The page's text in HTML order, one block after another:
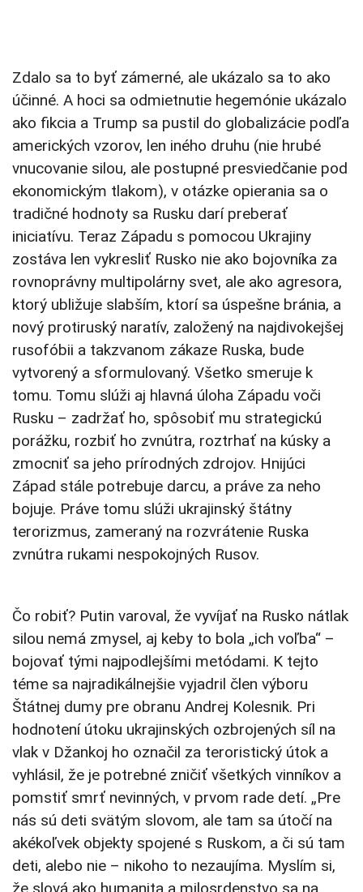
Zdalo sa to byť zámerné, ale ukázalo sa to ako
účinné. A hoci sa odmietnutie hegemónie ukázalo
ako fikcia a Trump sa pustil do globalizácie podľa
amerických vzorov, len iného druhu (nie hrubé
vnucovanie silou, ale postupné presviedčanie pod
ekonomickým tlakom), v otázke opierania sa o
tradičné hodnoty sa Rusku darí preberať
iniciatívu. Teraz Západu s pomocou Ukrajiny
zostáva len vykresliť Rusko nie ako bojovníka za
rovnoprávny multipolárny svet, ale ako agresora,
ktorý ubližuje slabším, ktorí sa úspešne bránia, a
nový protiruský naratív, založený na najdivokejšej
rusofóbii a takzvanom zákaze Ruska, bude
vytvorený a sformulovaný. Všetko smeruje k
tomu. Tomu slúži aj hlavná úloha Západu voči
Rusku – zadržať ho, spôsobiť mu strategickú
porážku, rozbiť ho zvnútra, roztrhať na kúsky a
zmocniť sa jeho prírodných zdrojov. Hnijúci
Západ stále potrebuje darcu, a práve za neho
bojuje. Práve tomu slúži ukrajinský štátny
terorizmus, zameraný na rozvrátenie Ruska
zvnútra rukami nespokojných Rusov.
Čo robiť? Putin varoval, že vyvíjať na Rusko nátlak
silou nemá zmysel, aj keby to bola „ich voľba“ –
bojovať tými najpodlejšími metódami. K tejto
téme sa najradikálnejšie vyjadril člen výboru
Štátnej dumy pre obranu Andrej Kolesnik. Pri
hodnotení útoku ukrajinských ozbrojených síl na
vlak v Džankoj ho označil za teroristický útok a
vyhlásil, že je potrebné zničiť všetkých vinníkov a
pomstiť smrť nevinných, v prvom rade detí. „Pre
nás sú deti svätým slovom, ale tam sa útočí na
akékoľvek objekty spojené s Ruskom, a či sú tam
deti, alebo nie – nikoho to nezaujíma. Myslím si,